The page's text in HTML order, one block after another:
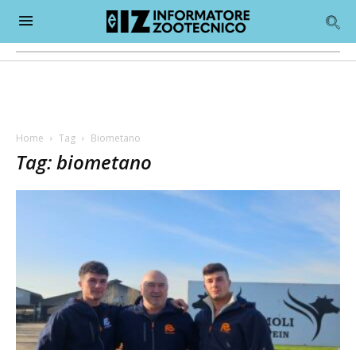
Home Tag Biometano
Tag: biometano